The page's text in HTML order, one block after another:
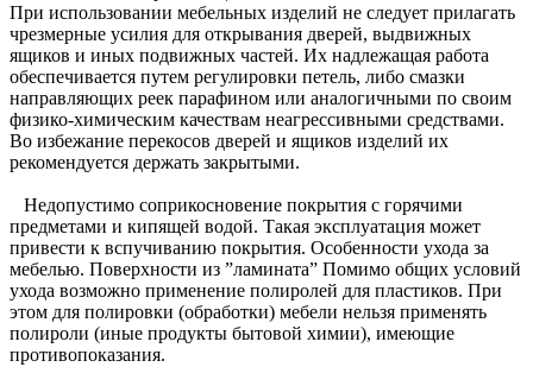
При использовании мебельных изделий не следует прилагать
чрезмерные усилия для открывания дверей, выдвижных
ящиков и иных подвижных частей. Их надлежащая работа
обеспечивается путем регулировки петель, либо смазки
направляющих реек парафином или аналогичными по своим
физико-химическим качествам неагрессивными средствами.
Во избежание перекосов дверей и ящиков изделий их
рекомендуется держать закрытыми.
Недопустимо соприкосновение покрытия с горячими
предметами и кипящей водой. Такая эксплуатация может
привести к вспучиванию покрытия. Особенности ухода за
мебелью. Поверхности из ”ламината” Помимо общих условий
ухода возможно применение полиролей для пластиков. При
этом для полировки (обработки) мебели нельзя применять
полироли (иные продукты бытовой химии), имеющие
противопоказания.